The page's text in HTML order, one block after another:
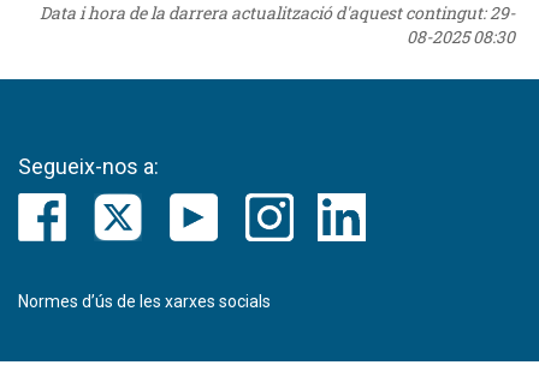
Data i hora de la darrera actualització d'aquest contingut:29-
08-2025 08:30
Segueix-nos a:
Normes d’ús de les xarxes socials